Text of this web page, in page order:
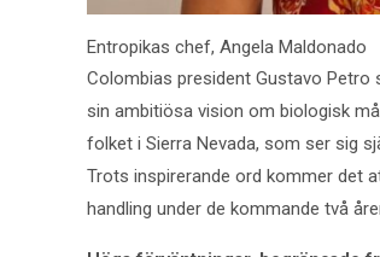
Entropikas chef, Angela Maldonado
Colombias president Gustavo
sin ambitiösa vision om biologisk
folket i Sierra Nevada, som ser sig
Trots inspirerande ord kommer det
handling under de kommande två